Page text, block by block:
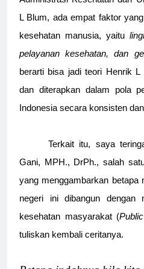
L Blum, ada empat faktor
kesehatan manusia, yaitu
pelayanan kesehatan, dan
berarti bisa jadi teori Henrik
dan diterapkan dalam pola
Indonesia secara konsisten
Terkait itu, saya
Gani, MPH., DrPh., salah
yang menggambarkan betapa
negeri ini dibangun dengan
kesehatan masyarakat (
tuliskan kembali ceritanya.